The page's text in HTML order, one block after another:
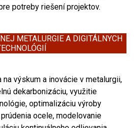
potreby riešení projektov.
METALURGIE A DIGITÁLNYCH
na výskum a inovácie v metalurgii,
dekarbonizáciu, využitie
optimalizáciu výroby
ocele, modelovanie